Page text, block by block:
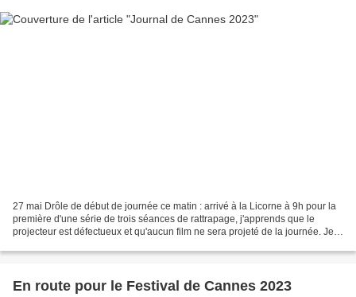
27 mai Drôle de début de journée ce matin : arrivé à la Licorne à 9h pour la
première d'une série de trois séances de rattrapage, j'apprends que le
projecteur est défectueux et qu'aucun film ne sera projeté de la journée. Je
En route pour le Festival de Cannes 2023